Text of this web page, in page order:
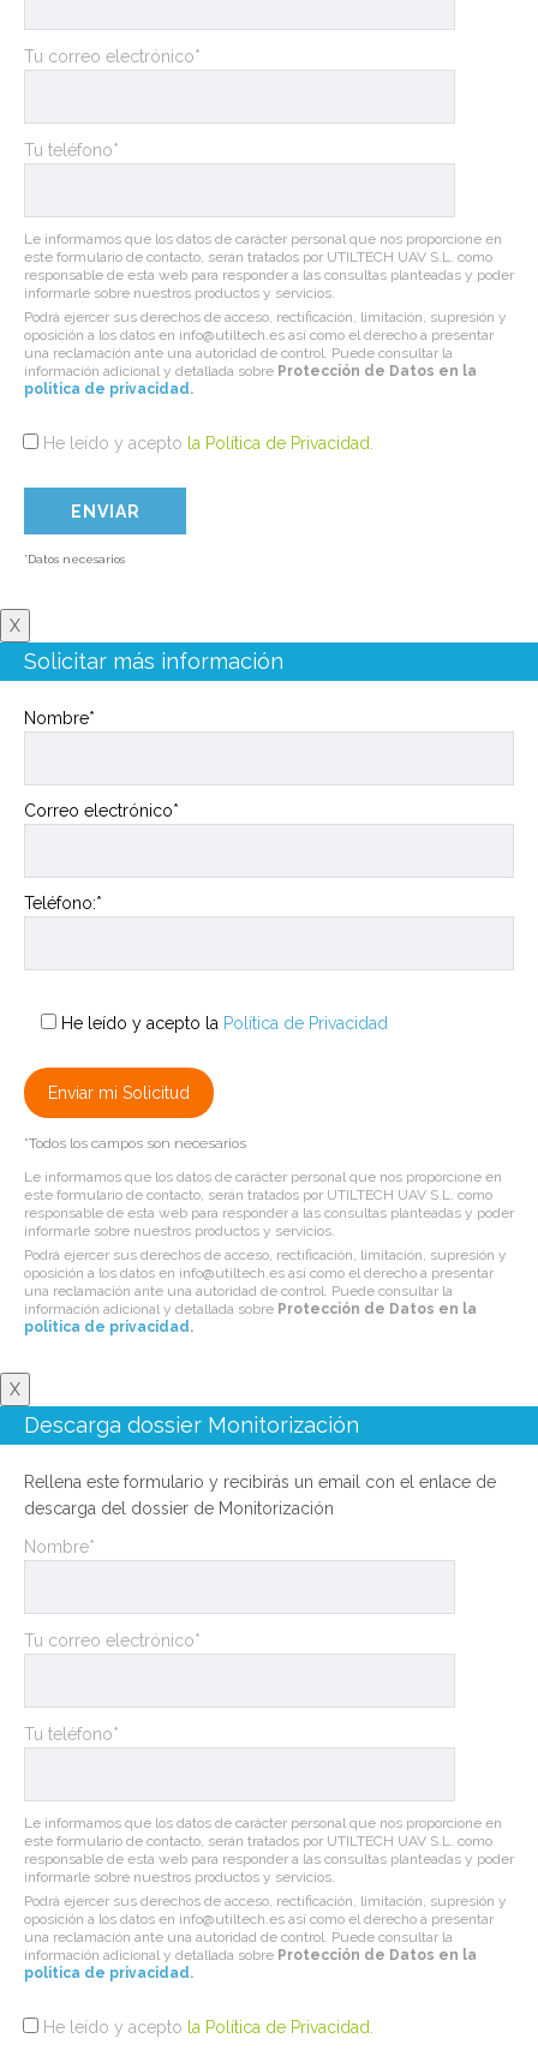
Tu correo electrónico*
Tu teléfono*
Le informamos que los datos de carácter personal que nos proporcione en
este formulario de contacto, serán tratados por UTILTECH UAV S.L. como
responsable de esta web para responder a las consultas planteadas y poder
informarle sobre nuestros productos y servicios.
Podrá ejercer sus derechos de acceso, rectificación, limitación, supresión y
oposición a los datos en info@utiltech.es así como el derecho a presentar
una reclamación ante una autoridad de control. Puede consultar la
información adicional y detallada sobre Protección de Datos en la
politica de privacidad.
He leído y acepto la Política de Privacidad
*Datos necesarios
X
Solicitar más información
Nombre*
Correo electrónico*
Teléfono:*
He leído y acepto la Política de Privacidad
*Todos los campos son necesarios
Le informamos que los datos de carácter personal que nos proporcione en
este formulario de contacto, serán tratados por UTILTECH UAV S.L. como
responsable de esta web para responder a las consultas planteadas y poder
informarle sobre nuestros productos y servicios.
Podrá ejercer sus derechos de acceso, rectificación, limitación, supresión y
oposición a los datos en info@utiltech.es así como el derecho a presentar
una reclamación ante una autoridad de control. Puede consultar la
información adicional y detallada sobre Protección de Datos en la
politica de privacidad.
X
Descarga dossier Monitorización
Rellena este formulario y recibirás un email con el enlace de
descarga del dossier de Monitorización
Nombre*
Tu correo electrónico*
Tu teléfono*
Le informamos que los datos de carácter personal que nos proporcione en
este formulario de contacto, serán tratados por UTILTECH UAV S.L. como
responsable de esta web para responder a las consultas planteadas y poder
informarle sobre nuestros productos y servicios.
Podrá ejercer sus derechos de acceso, rectificación, limitación, supresión y
oposición a los datos en info@utiltech.es así como el derecho a presentar
una reclamación ante una autoridad de control. Puede consultar la
información adicional y detallada sobre Protección de Datos en la
politica de privacidad.
He leído y acepto la Política de Privacidad